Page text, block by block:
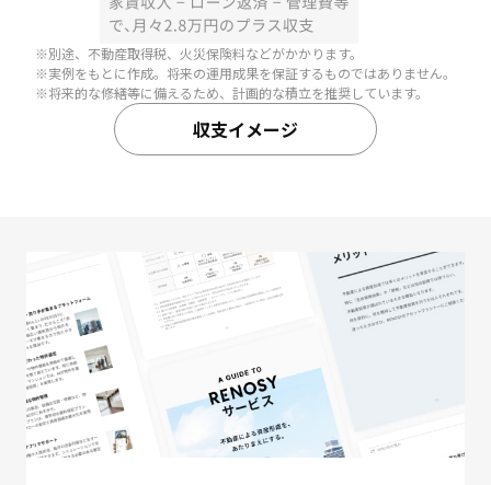
※別途、不動産取得税、火災保険料などがかかります。
※実例をもとに作成。将来の運用成果を保証するものではありません。
※将来的な修繕等に備えるため、計画的な積立を推奨しています。
収支イメージ